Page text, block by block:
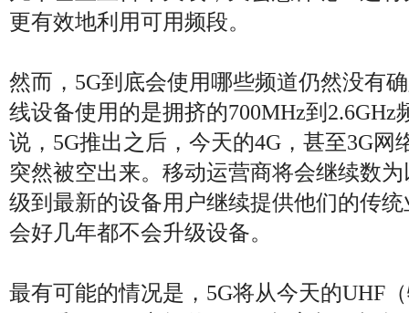
更有效地利用可用频段。
然而，5G到底会使用哪些频道仍然没有
线设备使用的是拥挤的700MHz到2.6GHz
说，5G推出之后，今天的4G，甚至3G网
突然被空出来。移动运营商将会继续数
级到最新的设备用户继续提供他们的传
会好几年都不会升级设备。
最有可能的情况是，5G将从今天的UHF